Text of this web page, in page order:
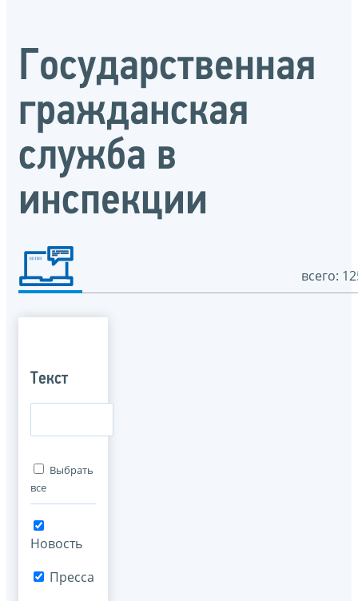
Государственная
гражданская
служба в
инспекции
всего:
Текст
Выбрать
все
Новость
Пресса